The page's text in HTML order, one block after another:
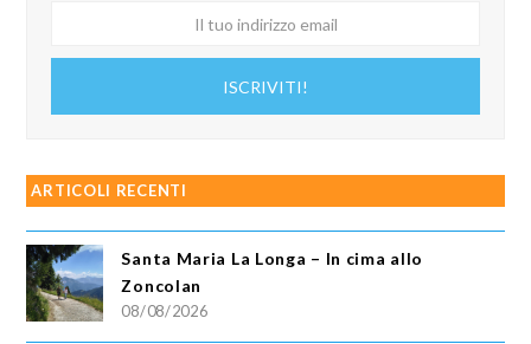
ISCRIVITI!
ARTICOLI RECENTI
Santa Maria La Longa – In cima allo
Zoncolan
08/08/2026